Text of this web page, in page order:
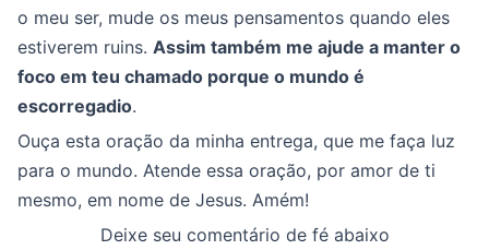
o meu ser, mude os meus pensamentos quando eles
estiverem ruins. Assim também me ajude a manter o
foco em teu chamado porque o mundo é
escorregadio.
Ouça esta oração da minha entrega, que me faça luz
para o mundo. Atende essa oração, por amor de ti
mesmo, em nome de Jesus. Amém!
Deixe seu comentário de fé abaixo